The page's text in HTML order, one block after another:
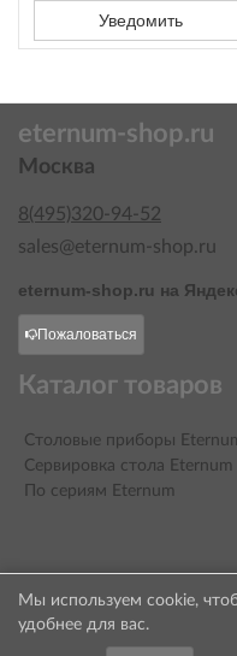
Мы используем cookie,
удобнее для вас.
Уведомить
eternum-shop.ru
Москва
8(495)320-94-52
sales@eternum-shop.ru
eternum-shop.ru на
Пожаловаться
Каталог товаров
Столовые приборы
Сервировка стола Eternum
По сериям Eternum